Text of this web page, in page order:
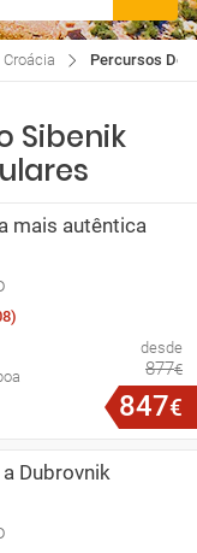
Croácia Percursos De
Sibenik
mais autêntica
desde
877€
847€
Dubrovnik